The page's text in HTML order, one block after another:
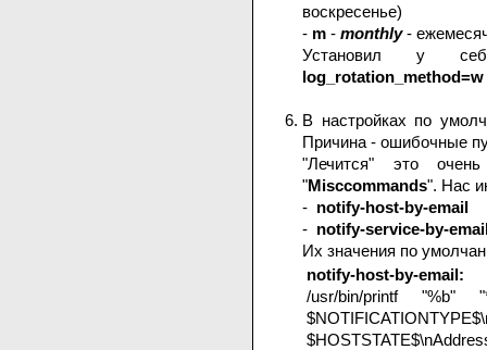
воскресенье)
- m - monthly-
Установил у
log_rotation_method=w
В настройках по
Причина - ошибочные
"Лечится" это
"Misccommands". Нас
- notify-host-by-email
- notify-service-by-
Их значения по
notify-host-by-email:
/usr/bin/printf "%b"